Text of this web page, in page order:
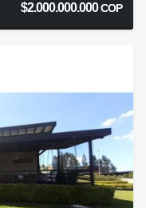
$2.000.000.000COP